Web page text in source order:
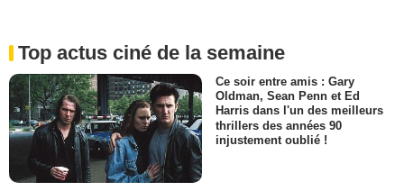
Top actus ciné de la semaine
Ce soir entre amis : Gary
Oldman, Sean Penn et Ed
Harris dans l'un des meilleurs
thrillers des années 90
injustement oublié !